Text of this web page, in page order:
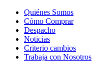
Quiénes Somos
Cómo Comprar
Despacho
Noticias
Criterio cambios
Trabaja con Nosotros